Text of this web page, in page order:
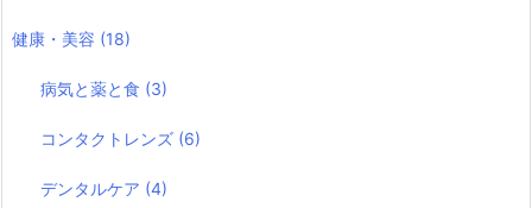
健康・美容 (18)
病気と薬と食 (3)
コンタクトレンズ (6)
デンタルケア (4)